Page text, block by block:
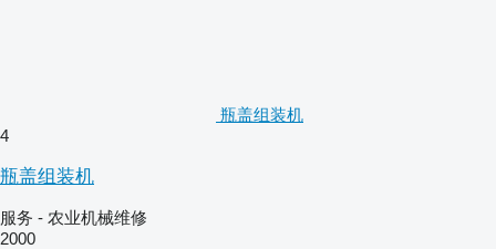
瓶盖组装机
4
瓶盖组装机
服务 - 农业机械维修
2000